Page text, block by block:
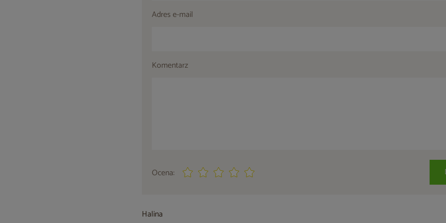
Adres e-mail
Komentarz
Ocena:
Halina